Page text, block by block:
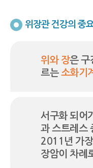
위장관 건강의 중
위와 장은 구
르는 소화기
서구화 되어
과 스트레스
2011년 가
장암이 차례